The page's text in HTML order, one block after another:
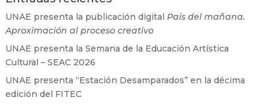
UNAE presenta la publicación digital País del mañana.
Aproximación al proceso creativo
UNAE presenta la Semana de la Educación Artística
Cultural – SEAC 2026
UNAE presenta “Estación Desamparados” en la décima
edición del FITEC